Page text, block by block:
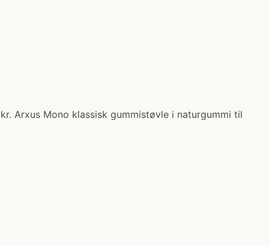
Arxus Mono klassisk gummistøvle i naturgummi til